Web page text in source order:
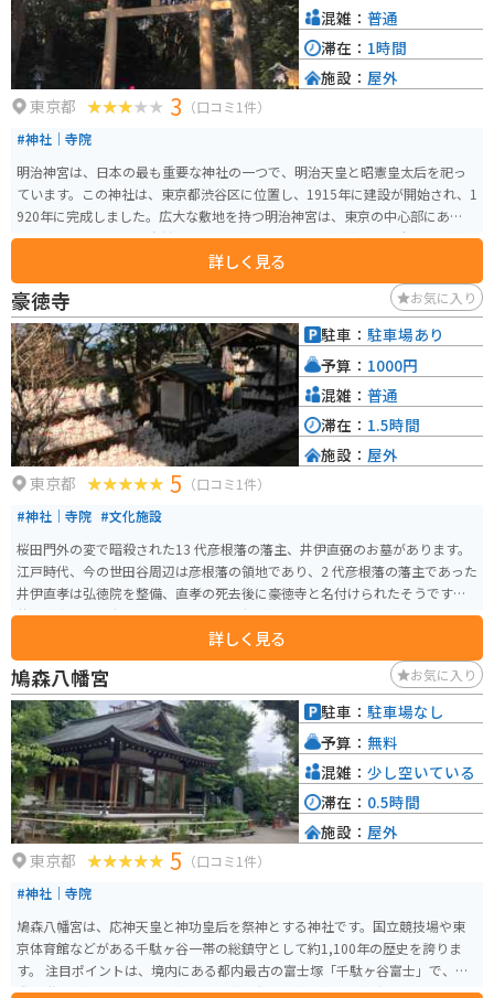
東京都 3 （口コミ1件）
#神社｜寺院
明治神宮は、日本の最も重要な神社の一つで、明治天皇と昭憲皇太后を祀っ
ています。この神社は、東京都渋谷区に位置し、1915年に建設が開始され、1
920年に完成しました。広大な敷地を持つ明治神宮は、東京の中心部にあるに
もかかわらず、豊かな自然に囲まれた静かな雰囲気が特徴です。全国から献木
された約10万本の木々が境内を囲んでいます。樹齢100年と推定される夫婦楠
（めおとくす）は、夫婦円満や縁結びにご利益があるといわれています。 明
治神宮は、正面能量を感じることができる場所として知られ、多くの参拝者
や観光客が訪れます。神社の周辺には、美しい庭園や森林があり、都市の喧
騒から離れて心を落ち着かせることができます。また、神社では年間を通じ
て様々な祭事やイベントが行われており、日本の伝統文化に触れることがで
きます。
詳しく見る
混雑： 普通
滞在： 1時間
施設： 屋外
豪徳寺 お気に入り
東京都 5 （口コミ1件）
#神社｜寺院 #文化施設
桜田門外の変で暗殺された13 代彦根藩の藩主、井伊直弼のお墓があります。
江戸時代、今の世田谷周辺は彦根藩の領地であり、2 代彦根藩の藩主であった
井伊直孝は弘徳院を整備、直孝の死去後に豪徳寺と名付けられたそうです。
井伊直孝と豪徳寺は一匹の猫によって繋がったという言い伝えがあります。
その為にこの寺には招き猫が祀られています。
詳しく見る
駐車： 駐車場あり
予算： 1000円
混雑： 普通
滞在： 1.5時間
施設： 屋外
鳩森八幡宮 お気に入り
東京都 5 （口コミ1件）
#神社｜寺院
鳩森八幡宮は、応神天皇と神功皇后を祭神とする神社です。国立競技場や東
京体育館などがある千駄ヶ谷一帯の総鎮守として約1,100年の歴史を誇りま
す。 注目ポイントは、境内にある都内最古の富士塚「千駄ヶ谷富士」で、実
際に登山が可能です。この富士塚は都の有形民俗文化財に指定されており、
駐車： 駐車場なし
予算： 無料
混雑： 少し空いている
滞在： 0.5時間
施設： 屋外